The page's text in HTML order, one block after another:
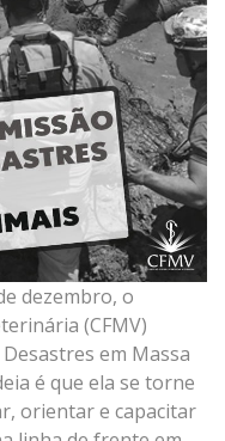
dezembro, o
(CFMV)
em Massa
é que ela se torne
orientar e capacitar